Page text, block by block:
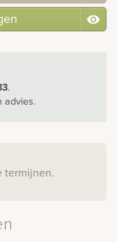
.
advies.
termijnen.